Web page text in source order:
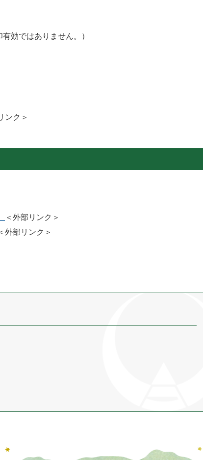
効ではありません。）
ンク＞
＜外部リンク＞
外部リンク＞